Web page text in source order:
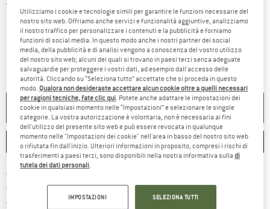
Viste dettagliate
NON PIÙ DISPONIBILE
ANNOTA CONFRONTA
Porto franco da 69 € (IT)
100 giorni di diritto di recessoVai alla politica di recesso qui
> 4.000.000 clienti soddisfatti
Utilizziamo i cookie e tecnologie simili per garantire le funzioni necessarie del
nostro sito web. Offriamo anche servizi e funzionalità aggiuntive, analizziamo
il nostro traffico per personalizzare i contenuti e la pubblicità e forniamo
funzioni di social media. In questo modo anche i nostri partner dei social
media, della pubblicità e di analisi vengono a conoscenza del vostro utilizzo
del nostro sito web; alcuni dei quali si trovano in paesi terzi senza adeguate
salvaguardie per proteggere i vostri dati, ad esempio dall'accesso delle
autorità. Cliccando su “Seleziona tutto” accettate che si proceda in questo
modo. Qualora non desideraste accettare alcun cookie oltre a quelli necessari
per ragioni tecniche, fate clic qui. Potete anche adattare le impostazioni dei
cookie in qualsiasi momento nelle “Impostazioni” e selezionare le singole
categorie. La vostra autorizzazione è volontaria, non è necessaria ai fini
dell'utilizzo del presente sito web e può essere revocata in qualunque
momento nelle "Impostazioni dei cookie" nell'area in basso del nostro sito web
o rifiutata fin dall'inizio. Ulteriori informazioni in proposito, compresi i rischi di
trasferimenti a paesi terzi, sono disponibili nella nostra informativa sulladi
tutela dei dati personali.
IMPOSTAZIONI SELEZIONA TUTTI